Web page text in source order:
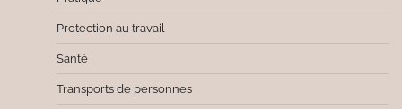
Protection au travail
Santé
Transports de personnes